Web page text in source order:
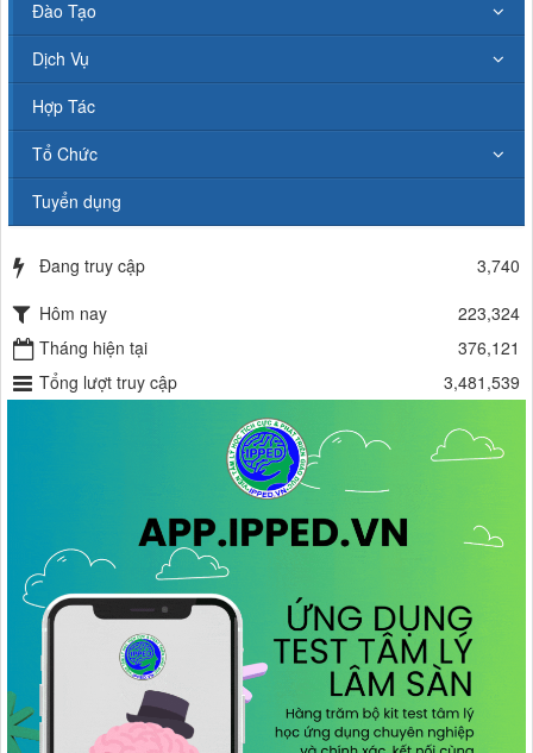
Đào Tạo
Dịch Vụ
Hợp Tác
Tổ Chức
Tuyển dụng
Đang truy cập
3,740
Hôm nay
223,324
Tháng hiện tại
376,121
Tổng lượt truy cập
3,481,539